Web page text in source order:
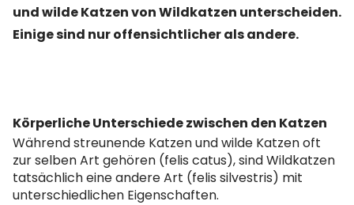
und wilde Katzen von Wildkatzen unterscheiden.
Einige sind nur offensichtlicher als andere.
Körperliche Unterschiede zwischen den Katzen
Während streunende Katzen und wilde Katzen oft
zur selben Art gehören (felis catus), sind Wildkatzen
tatsächlich eine andere Art (felis silvestris) mit
unterschiedlichen Eigenschaften.